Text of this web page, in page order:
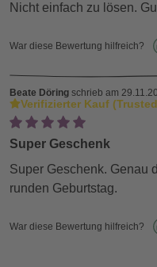
Nicht einfach zu lösen.
War diese Bewertung hilfreich?
Beate Döring schrieb am
Verifizierter Kauf
Super Geschenk
Super Geschenk. Genau
runden Geburtstag.
War diese Bewertung hilfreich?